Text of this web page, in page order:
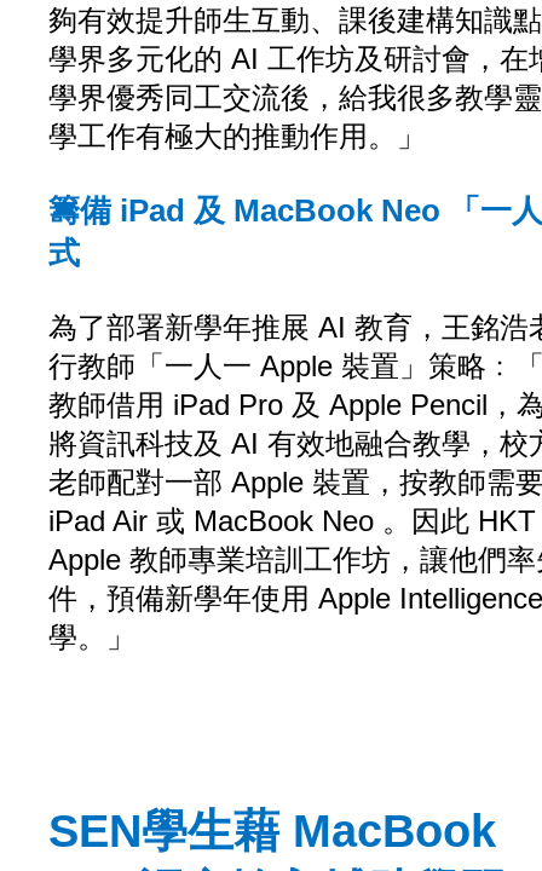
夠有效提升師生互動、課後建構知識
學界多元化的 AI 工作坊及研討會，在
學界優秀同工交流後，給我很多教學
學工作有極大的推動作用。」
籌備 iPad 及 MacBook Neo 「一
式
為了部署新學年推展 AI 教育，王銘浩
行教師「一人一 Apple 裝置」策略﹕
教師借用 iPad Pro 及 Apple Pencil，
將資訊科技及 AI 有效地融合教學，校
老師配對一部 Apple 裝置，按教師需
iPad Air 或 MacBook Neo 。因此
Apple 教師專業培訓工作坊，讓他們
件，預備新學年使用 Apple
學。」
SEN學生藉 MacBook